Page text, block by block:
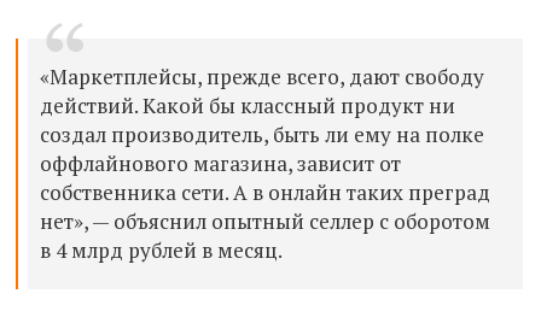
«Маркетплейсы, прежде всего, дают свободу
действий. Какой бы классный продукт ни
создал производитель, быть ли ему на полке
оффлайнового магазина, зависит от
собственника сети. А в онлайн таких преград
нет», — объяснил опытный селлер с оборотом
в 4 млрд рублей в месяц.